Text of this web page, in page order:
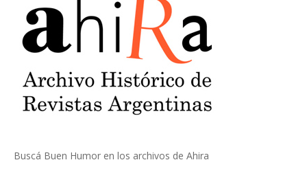
Buscá Buen Humor en los archivos de Ahira